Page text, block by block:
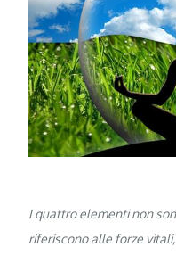
I quattro elementi non
riferiscono alle forze